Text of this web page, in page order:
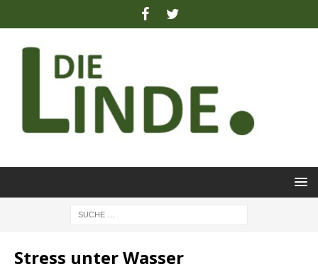
Stress unter Wasser